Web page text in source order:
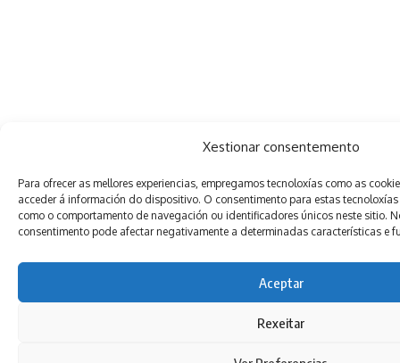
Xestionar consentemento
Para ofrecer as mellores experiencias, empregamos tecnoloxías como as
acceder á información do dispositivo. O consentimento para estas
como o comportamento de navegación ou identificadores únicos neste sitio.
consentimento pode afectar negativamente a determinadas características e
Aceptar
Rexeitar